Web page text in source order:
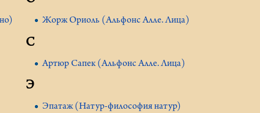
Жорж Ориоль (Альфонс Алле. Лица)
С
Артюр Сапек (Альфонс Алле. Лица)
Э
Эпатаж (Натур-философия натур)